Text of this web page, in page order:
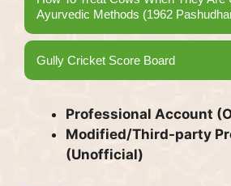
Ayurvedic Methods (1962
Gully Cricket Score Board
Professional Account
Modified/Third-party
(Unofficial)